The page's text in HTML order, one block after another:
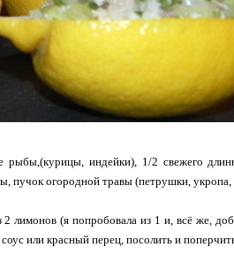
рыбы,(курицы, индейки), 1/2 свежего
пучок огородной травы (петрушки,
лимонов (я попробовала из 1 и, всё же,
соус или красный перец, посолить и